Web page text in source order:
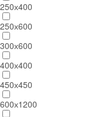
250х400
250х600
300х600
400х400
450х450
600х1200